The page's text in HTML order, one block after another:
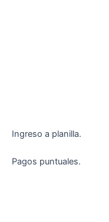
Ingreso a planilla.
Pagos puntuales.